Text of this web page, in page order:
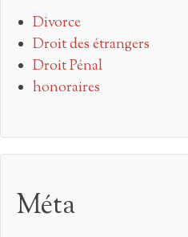
Divorce
Droit des étrangers
Droit Pénal
honoraires
Méta